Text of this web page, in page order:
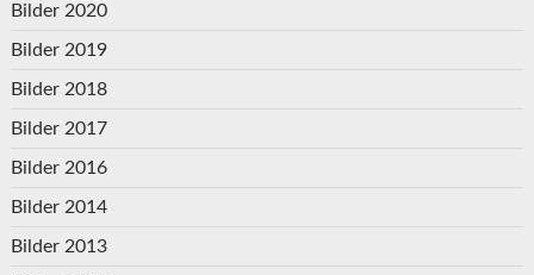
Bilder 2020
Bilder 2019
Bilder 2018
Bilder 2017
Bilder 2016
Bilder 2014
Bilder 2013